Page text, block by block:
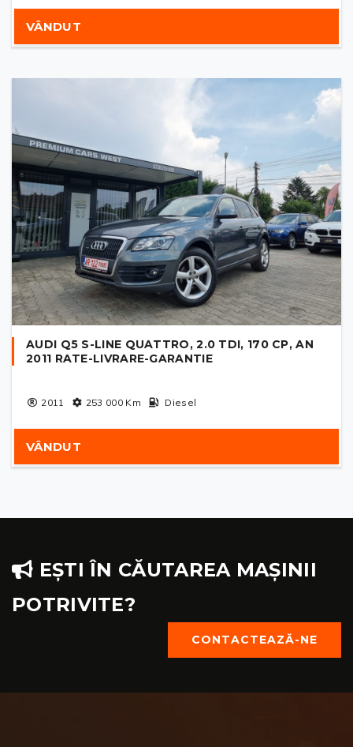
VÂNDUT
AUDI Q5 S-LINE QUATTRO, 2.0 TDI, 170 CP, AN
2011 RATE-LIVRARE-GARANTIE
2011 253 000Km Diesel
VÂNDUT
EȘTI ÎN CĂUTAREA MAȘINII
POTRIVITE?
CONTACTEAZĂ-NE